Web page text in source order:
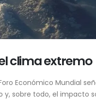
clima extremo
Económico Mundial
sobre todo, el